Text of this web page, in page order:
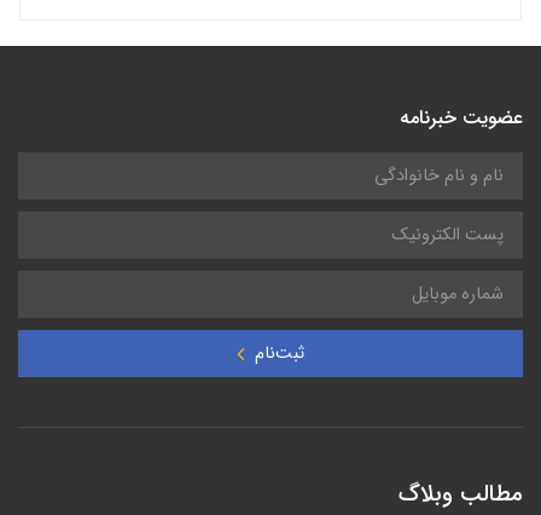
عضویت خبرنامه
ثبت‌نام
مطالب وبلاگ